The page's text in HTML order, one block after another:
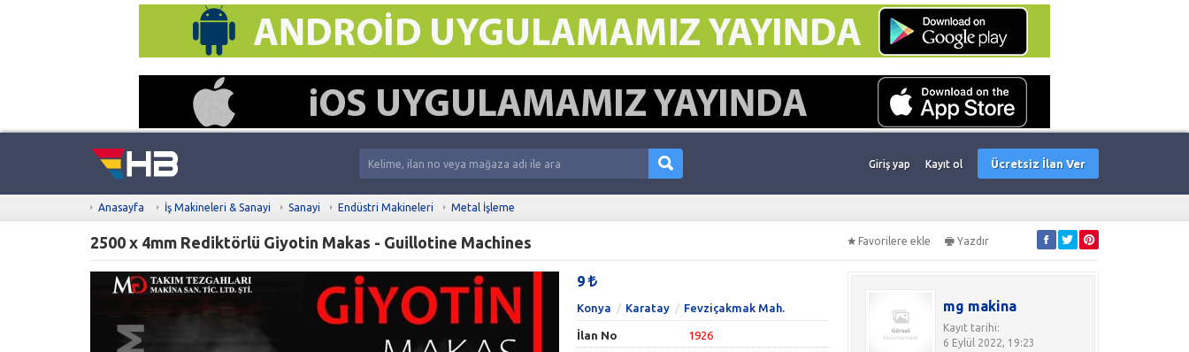
Giriş yap Kayıt ol Ücretsiz İlan Ver
Anasayfa İş Makineleri & Sanayi Sanayi Endüstri Makineleri Metal İşleme
2500 x 4mm Rediktörlü Giyotin Makas - Guillotine Machines Favorilere ekle Yazdır
9
Konya Karatay Fevziçakmak Mah.
İlan No
1926
mg makina
Kayıt tarihi:
6 Eylül 2022, 19:23